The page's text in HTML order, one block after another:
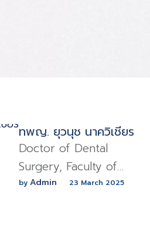
ทพญ. ยุวนุช นาควิเชียร
Doctor of Dental
Surgery, Faculty of
Dentistry Residency
by Admin 23 March 2025